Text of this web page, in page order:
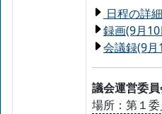
日程の詳細
録画(9月
会議録(9
議会運営委
場所：第１